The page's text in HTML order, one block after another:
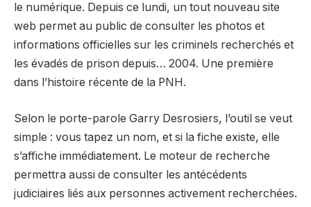
le numérique. Depuis ce lundi, un tout nouveau site
web permet au public de consulter les photos et
informations officielles sur les criminels recherchés et
les évadés de prison depuis… 2004. Une première
dans l’histoire récente de la PNH.
Selon le porte-parole Garry Desrosiers, l’outil se veut
simple : vous tapez un nom, et si la fiche existe, elle
s’affiche immédiatement. Le moteur de recherche
permettra aussi de consulter les antécédents
judiciaires liés aux personnes activement recherchées.